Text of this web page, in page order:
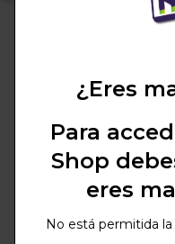
¿Eres
Para
Shop
eres
No está permitida